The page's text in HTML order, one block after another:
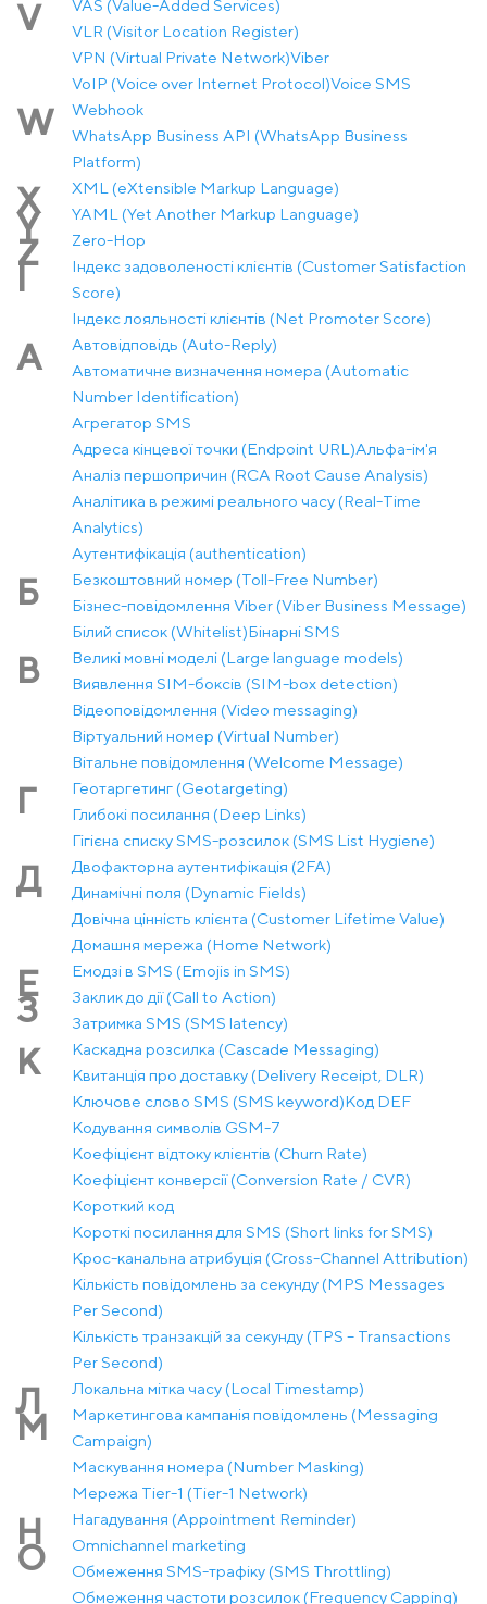
V
VAS (Value-Added Services)
VLR (Visitor Location Register)
VPN (Virtual Private Network)Viber
VoIP (Voice over Internet Protocol)Voice SMS
W
Webhook
WhatsApp Business API (WhatsApp Business
Platform)
X XML (eXtensible Markup Language)
Y YAML (Yet Another Markup Language)
Z Zero-Hop
І
Індекс задоволеності клієнтів (Customer Satisfaction
Score)
Індекс лояльності клієнтів (Net Promoter Score)
А
Автовідповідь (Auto-Reply)
Автоматичне визначення номера (Automatic
Number Identification)
Агрегатор SMS
Адреса кінцевої точки (Endpoint URL)Альфа-ім'я
Аналіз першопричин (RCA Root Cause Analysis)
Аналітика в режимі реального часу (Real-Time
Analytics)
Аутентифікація (authentication)
Б
Безкоштовний номер (Toll-Free Number)
Бізнес-повідомлення Viber (Viber Business Message)
Білий список (Whitelist)Бінарні SMS
В
Великі мовні моделі (Large language models)
Виявлення SIM-боксів (SIM-box detection)
Відеоповідомлення (Video messaging)
Віртуальний номер (Virtual Number)
Вітальне повідомлення (Welcome Message)
Г
Геотаргетинг (Geotargeting)
Глибокі посилання (Deep Links)
Гігієна списку SMS-розсилок (SMS List Hygiene)
Д
Двофакторна аутентифікація (2FA)
Динамічні поля (Dynamic Fields)
Довічна цінність клієнта (Customer Lifetime Value)
Домашня мережа (Home Network)
Е Емодзі в SMS (Emojis in SMS)
З
Заклик до дії (Call to Action)
Затримка SMS (SMS latency)
К
Каскадна розсилка (Cascade Messaging)
Квитанція про доставку (Delivery Receipt, DLR)
Ключове слово SMS (SMS keyword)Код DEF
Кодування символів GSM-7
Коефіцієнт відтоку клієнтів (Churn Rate)
Коефіцієнт конверсії (Conversion Rate / CVR)
Короткий код
Короткі посилання для SMS (Short links for SMS)
Крос-канальна атрибуція (Cross-Channel Attribution)
Кількість повідомлень за секунду (MPS Messages
Per Second)
Кількість транзакцій за секунду (TPS – Transactions
Per Second)
Л Локальна мітка часу (Local Timestamp)
М
Маркетингова кампанія повідомлень (Messaging
Campaign)
Маскування номера (Number Masking)
Мережа Tier-1 (Tier-1 Network)
Н Нагадування (Appointment Reminder)
О
Оmnichannel marketing
Обмеження SMS-трафіку (SMS Throttling)
Обмеження частоти розсилок (Frequency Capping)